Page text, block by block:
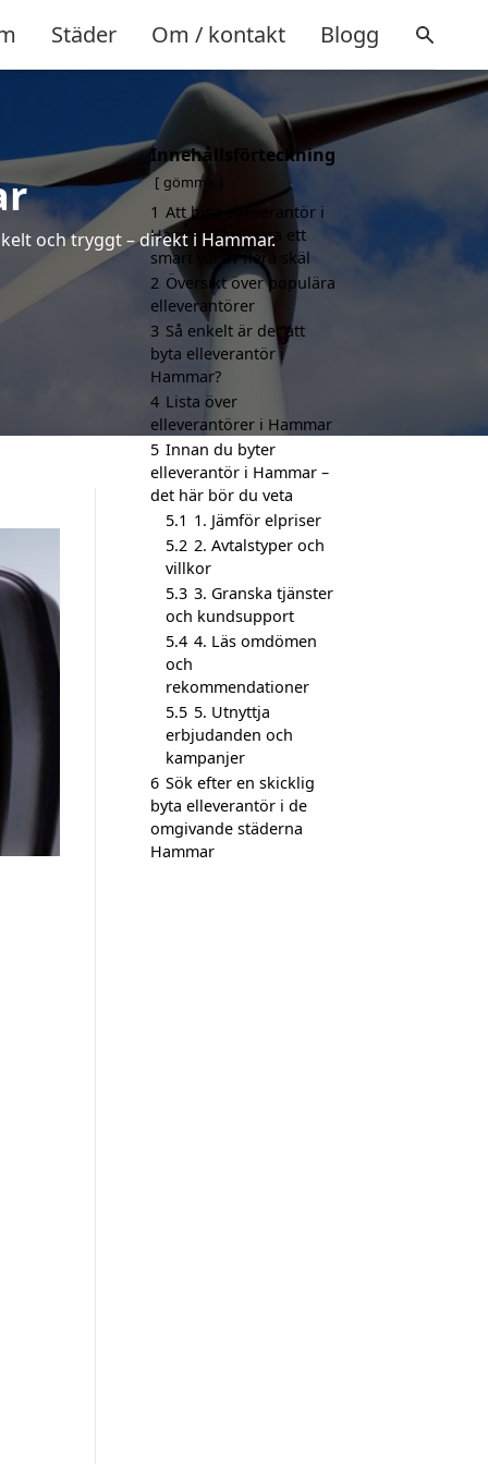
Städer Om / kontakt Blogg
och tryggt – direkt i Hammar.
Innehållsförteckning
gömma
1 Att byta elleverantör i
Hammar kan vara ett
smart val av flera skäl
2 Översikt över populära
elleverantörer
3 Så enkelt är det att
byta elleverantör i
Hammar?
4 Lista över
elleverantörer i Hammar
5 Innan du byter
elleverantör i Hammar –
det här bör du veta
5.1 1. Jämför elpriser
5.2 2. Avtalstyper och
villkor
5.3 3. Granska tjänster
och kundsupport
5.4 4. Läs omdömen
och
rekommendationer
5.5 5. Utnyttja
erbjudanden och
kampanjer
6 Sök efter en skicklig
byta elleverantör i de
omgivande städerna
Hammar